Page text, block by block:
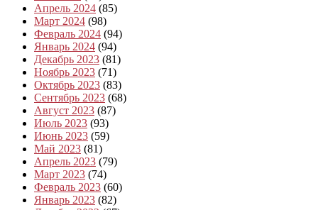
Апрель 2024 (85)
Март 2024 (98)
Февраль 2024 (94)
Январь 2024 (94)
Декабрь 2023 (81)
Ноябрь 2023 (71)
Октябрь 2023 (83)
Сентябрь 2023 (68)
Август 2023 (87)
Июль 2023 (93)
Июнь 2023 (59)
Май 2023 (81)
Апрель 2023 (79)
Март 2023 (74)
Февраль 2023 (60)
Январь 2023 (82)